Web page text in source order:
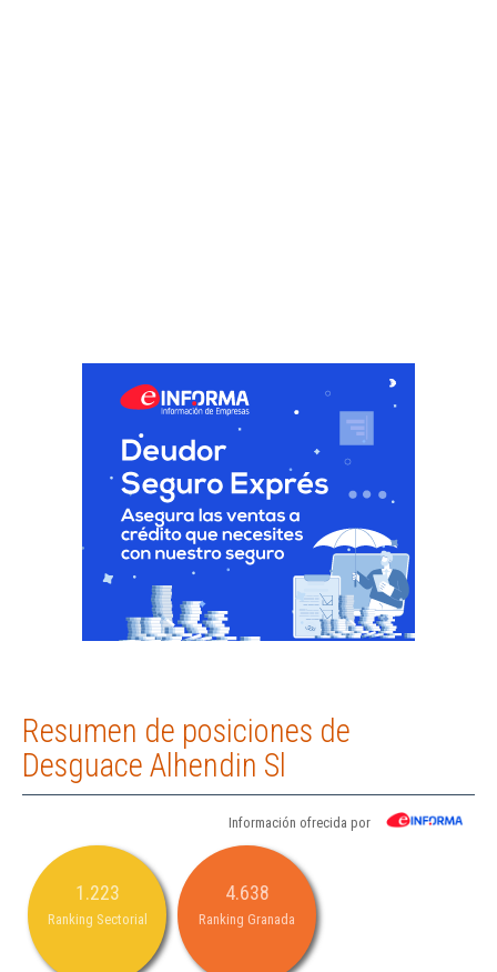
Resumen de posiciones de
Desguace Alhendin Sl
Información ofrecida por
1.223
Ranking Sectorial
4.638
Ranking Granada